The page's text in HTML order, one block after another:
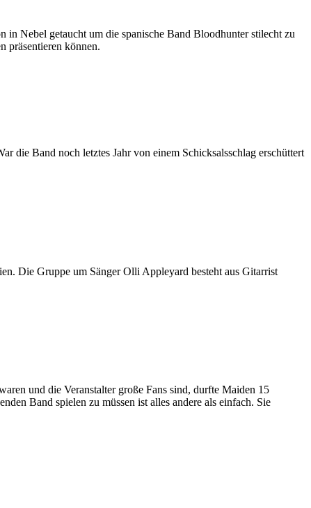
Nebel getaucht um die spanische Band Bloodhunter stilecht zu
präsentieren können.
die Band noch letztes Jahr von einem Schicksalsschlag erschüttert
Die Gruppe um Sänger Olli Appleyard besteht aus Gitarrist
und die Veranstalter große Fans sind, durfte Maiden 15
Band spielen zu müssen ist alles andere als einfach. Sie